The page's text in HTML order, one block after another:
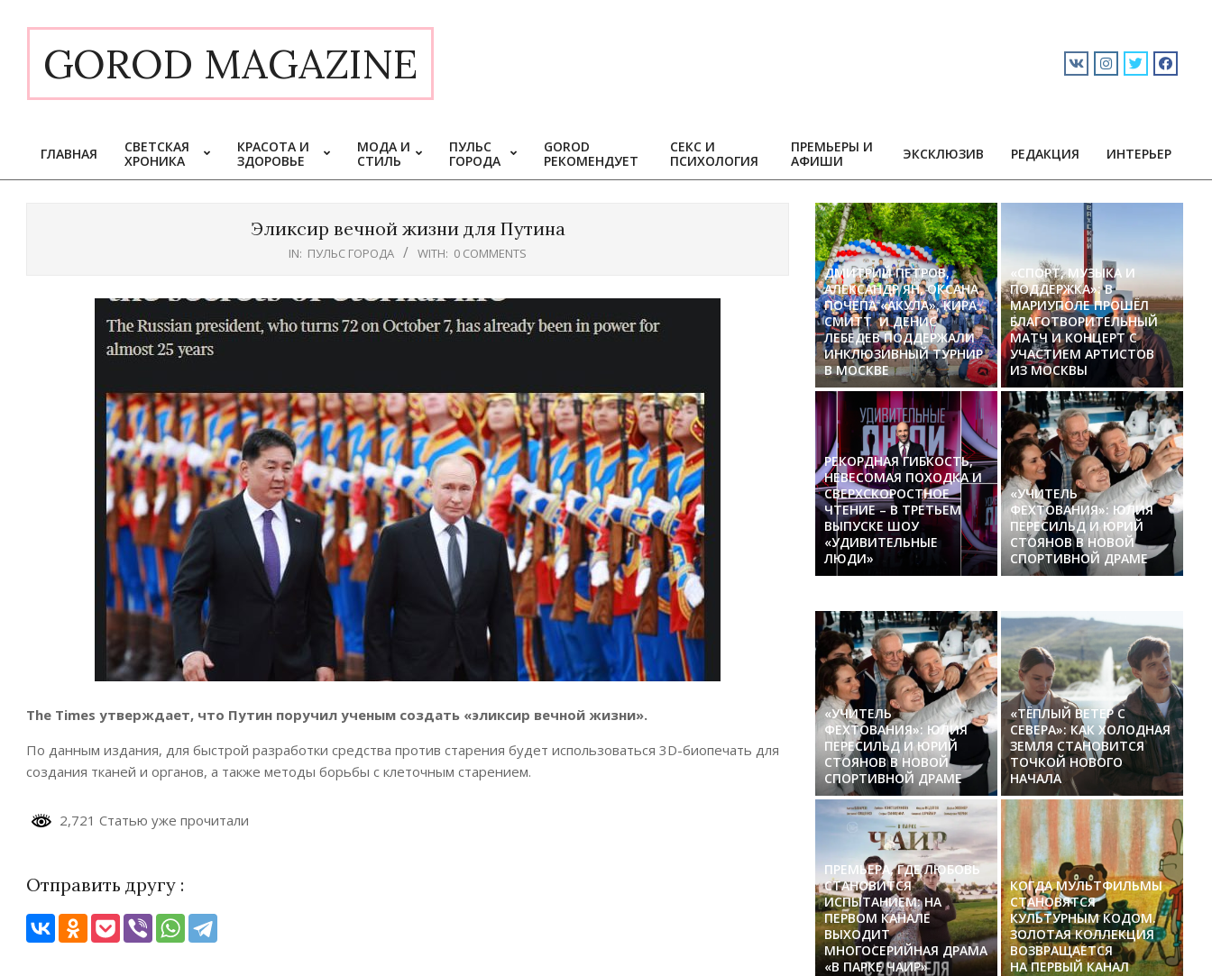
contentGOROD MAGAZINE
Primary
Navigation
ГЛАВНАЯ
СВЕТСКАЯ
ХРОНИКА
КРАСОТА И
ЗДОРОВЬЕ
МОДА И
СТИЛЬ
ПУЛЬС
ГОРОДА
GOROD
РЕКОМЕНДУЕТ
СЕКС И
ПСИХОЛОГИЯ
ПРЕМЬЕРЫ И
АФИШИ
ЭКСКЛЮЗИВ РЕДАКЦИЯ ИНТЕРЬЕР
Эликсир вечной жизни для Путина
IN: ПУЛЬС ГОРОДА WITH: 0 COMMENTS
The Times утверждает, что Путин поручил ученым создать «эликсир вечной жизни».
По данным издания, для быстрой разработки средства против старения будет использоваться 3D-биопечать для
создания тканей и органов, а также методы борьбы с клеточным старением.
2,721 Статью уже прочитали
Отправить другу :
ДМИТРИЙ ПЕТРОВ,
АЛЕКСАНДР ЯН, ОКСАНА
ПОЧЕПА «АКУЛА», КИРА
СМИТТ И ДЕНИС
ЛЕБЕДЕВ ПОДДЕРЖАЛИ
ИНКЛЮЗИВНЫЙ ТУРНИР
В МОСКВЕ
«СПОРТ, МУЗЫКА И
ПОДДЕРЖКА»: В
МАРИУПОЛЕ ПРОШЁЛ
БЛАГОТВОРИТЕЛЬНЫЙ
МАТЧ И КОНЦЕРТ С
УЧАСТИЕМ АРТИСТОВ
ИЗ МОСКВЫ
РЕКОРДНАЯ ГИБКОСТЬ,
НЕВЕСОМАЯ ПОХОДКА И
СВЕРХСКОРОСТНОЕ
ЧТЕНИЕ – В ТРЕТЬЕМ
ВЫПУСКЕ ШОУ
«УДИВИТЕЛЬНЫЕ
ЛЮДИ»
«УЧИТЕЛЬ
ФЕХТОВАНИЯ»: ЮЛИЯ
ПЕРЕСИЛЬД И ЮРИЙ
СТОЯНОВ В НОВОЙ
СПОРТИВНОЙ ДРАМЕ
«УЧИТЕЛЬ
ФЕХТОВАНИЯ»: ЮЛИЯ
ПЕРЕСИЛЬД И ЮРИЙ
СТОЯНОВ В НОВОЙ
СПОРТИВНОЙ ДРАМЕ
«ТЁПЛЫЙ ВЕТЕР С
СЕВЕРА»: КАК ХОЛОДНАЯ
ЗЕМЛЯ СТАНОВИТСЯ
ТОЧКОЙ НОВОГО
НАЧАЛА
ПРЕМЬЕРА, ГДЕ ЛЮБОВЬ
СТАНОВИТСЯ
ИСПЫТАНИЕМ: НА
ПЕРВОМ КАНАЛЕ
ВЫХОДИТ
МНОГОСЕРИЙНАЯ ДРАМА
«В ПАРКЕ ЧАИР»
КОГДА МУЛЬТФИЛЬМЫ
СТАНОВЯТСЯ
КУЛЬТУРНЫМ КОДОМ.
ЗОЛОТАЯ КОЛЛЕКЦИЯ
ВОЗВРАЩАЕТСЯ
НА ПЕРВЫЙ КАНАЛ